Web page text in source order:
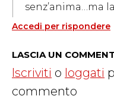
senz’anima…ma
Accedi per rispondere
LASCIA UN
Iscriviti o loggati
commento